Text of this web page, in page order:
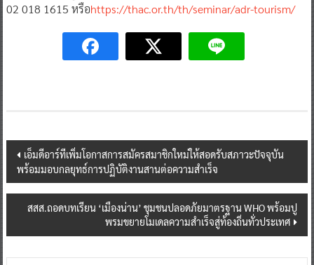
02 018 1615 หรือhttps://thac.or.th/th/seminar/adr-tourism/
Post
navigation
เอ็มดีอาร์ทีเพิ่มโอกาสการสมัครสมาชิกใหม่ให้สอดรับสภาวะปัจจุบัน
พร้อมมอบกลยุทธ์การปฏิบัติงานสานต่อความสำเร็จ
สสส.ถอดบทเรียน ‘เมืองน่าน’ ชุมชนปลอดภัยมาตรฐาน WHO พร้อมปู
พรมขยายโมเดลความสำเร็จสู่ท้องถิ่นทั่วประเทศ